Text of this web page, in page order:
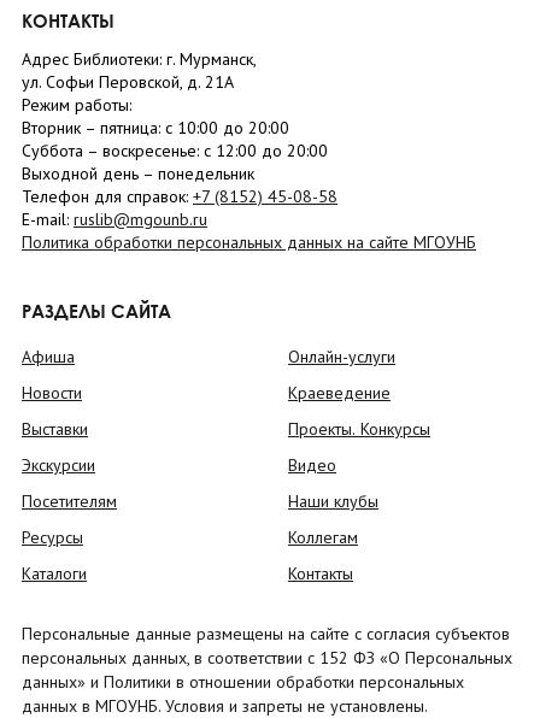
КОНТАКТЫ
Адрес Библиотеки: г. Мурманск,
ул. Софьи Перовской, д. 21А
Режим работы:
Вторник – пятница: с 10:00 до 20:00
Суббота – воскресенье: c 12:00 до 20:00
Выходной день – понедельник
Телефон для справок: +7 (8152) 45-08-58
E-mail: ruslib@mgounb.ru
Политика обработки персональных данных на сайте МГОУНБ
РАЗДЕЛЫ САЙТА
Афиша
Новости
Выставки
Экскурсии
Посетителям
Ресурсы
Каталоги
Онлайн-услуги
Краеведение
Проекты. Конкурсы
Видео
Наши клубы
Коллегам
Контакты
Персональные данные размещены на сайте с согласия субъектов
персональных данных, в соответствии с 152 ФЗ «О Персональных
данных» и Политики в отношении обработки персональных
данных в МГОУНБ. Условия и запреты не установлены.